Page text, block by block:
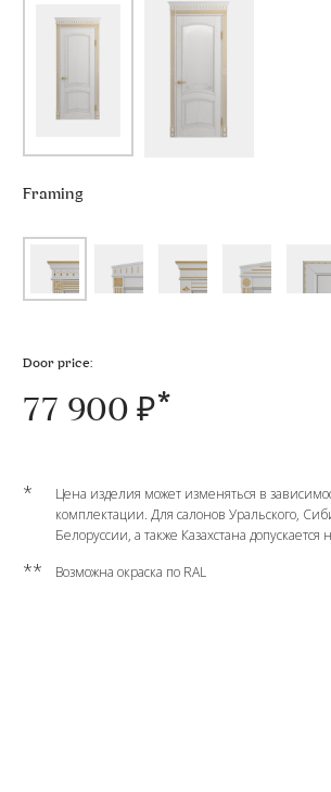
Framing
Door price:
77 900 ₽
*
Цена изделия может изменяться в
комплектации. Для салонов Уральского,
Белоруссии, а также Казахстана
** Возможна окраска по RAL